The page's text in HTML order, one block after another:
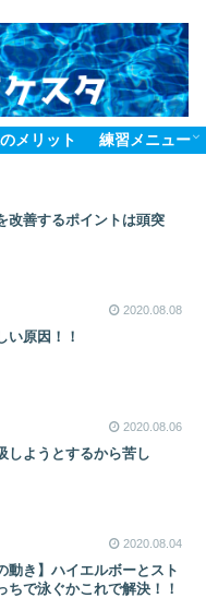
メリット 練習メニュー
改善するポイントは頭突
2020.08.08
い原因！！
2020.08.06
しようとするから苦し
2020.08.04
動き】ハイエルボーとスト
ちで泳ぐかこれで解決！！